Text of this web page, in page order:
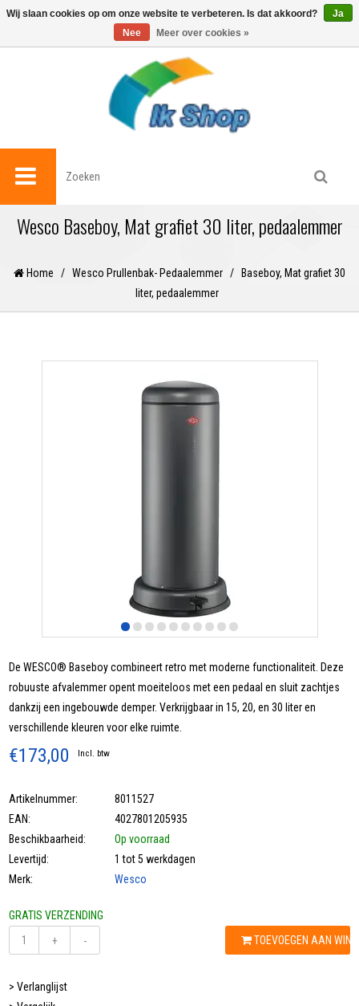
0
Wesco Baseboy, Mat grafiet 30 liter, pedaalemmer
Home / Wesco Prullenbak- Pedaalemmer /
Baseboy, Mat grafiet 30
liter, pedaalemmer
De WESCO® Baseboy combineert retro met moderne functionaliteit. Deze
robuuste afvalemmer opent moeiteloos met een pedaal en sluit zachtjes
dankzij een ingebouwde demper. Verkrijgbaar in 15, 20, en 30 liter en
verschillende kleuren voor elke ruimte.
€173,00 Incl. btw
Artikelnummer:
8011527
EAN:
4027801205935
Beschikbaarheid:
Op voorraad
Levertijd:
1 tot 5 werkdagen
Merk:
Wesco
GRATIS VERZENDING
+
- TOEVOEGEN AAN
> Verlanglijst
Wij slaan cookies op om onze website te verbeteren. Is dat akkoord?
Ja
Nee
Meer over cookies »